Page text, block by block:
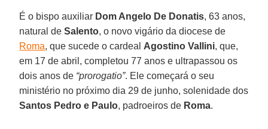
É o bispo auxiliar Dom Angelo De Donatis, 63 anos,
natural deSalento, o novo vigário da diocese de
Roma, que sucede o cardeal Agostino Vallini, que,
em 17 de abril, completou 77 anos e ultrapassou os
dois anos de “prorogatio”. Ele começará o seu
ministério no próximo dia 29 de junho, solenidade dos
Santos Pedro e Paulo, padroeiros de Roma.